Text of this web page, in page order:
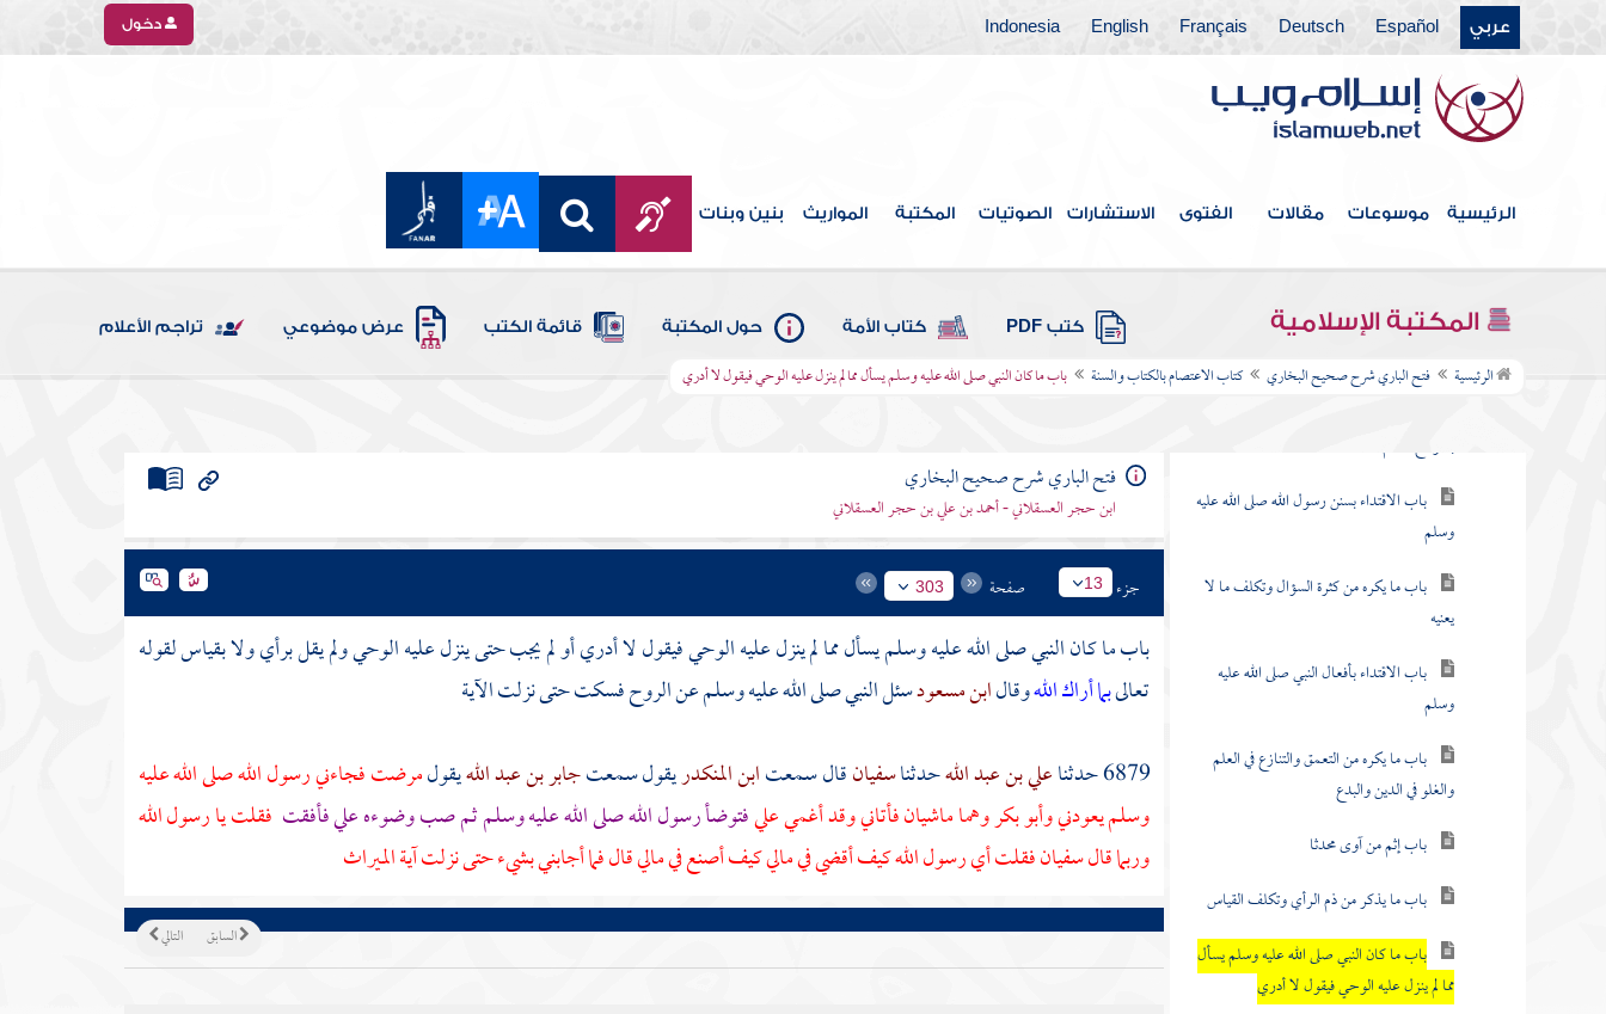
عربي Español
Deutsch
Français
English
Indonesia دخول
الرئيسية موسوعات مقالات الفتوى الاستشارات الصوتيات المكتبة المواريث بنين وبنات
المكتبة الإسلامية كتب PDF كتاب الأمة حول المكتبة قائمة الكتب عرض موضوعي تراجم الأعلام
الرئيسية فتح الباري شرح صحيح البخاري كتاب الاعتصام بالكتاب والسنة باب ما كان النبي صلى الله عليه وسلم يسأل مما لم ينزل عليه الوحي فيقول لا أدري
كتاب الحيل
كتاب التعبير
كتاب الفتن
كتاب الأحكام
كتاب التمني
كتاب أخبار الآحاد
كتاب الاعتصام بالكتاب والسنة
بجوامع الكلم
باب الاقتداء بسنن رسول الله صلى الله عليه
وسلم
باب ما يكره من كثرة السؤال وتكلف ما لا
يعنيه
باب الاقتداء بأفعال النبي صلى الله عليه
وسلم
باب ما يكره من التعمق والتنازع في العلم
والغلو في الدين والبدع
باب إثم من آوى محدثا
باب ما يذكر من ذم الرأي وتكلف القياس
باب ما كان النبي صلى الله عليه وسلم يسأل
مما لم ينزل عليه الوحي فيقول لا أدري
فتح الباري شرح صحيح البخاري
ابن حجر العسقلاني - أحمد بن علي بن حجر العسقلاني
جزء 13 صفحة 303
باب ما كان النبي صلى الله عليه وسلم يسأل مما لم ينزل عليه الوحي فيقول لا أدري أو لم يجب حتى ينزل عليه الوحي ولم يقل برأي ولا بقياس لقوله
تعالىبما أراك اللهوقالابن مسعودسئل النبي صلى الله عليه وسلم عن الروح فسكت حتى نزلت الآية
6879 حدثنا
علي بن عبد اللهحدثناسفيانقال سمعتابن المنكدريقول سمعتجابر بن عبد اللهيقولمرضت فجاءني رسول الله صلى الله عليه
وسلم يعودنيوأبو بكروهما ماشيان فأتاني وقد أغمي عليفتوضأ رسول الله صلى الله عليه وسلم ثم صب وضوءه علي فأفقت فقلت يا رسول الله
وربما قالسفيانفقلت أي رسول الله كيف أقضي في مالي كيف أصنع في مالي قال فما أجابني بشيء حتى نزلت آية الميراث
التالي السابق